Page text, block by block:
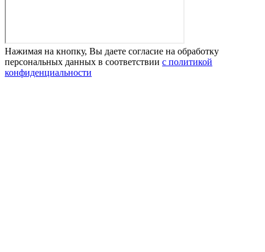
Нажимая на кнопку, Вы даете согласие на обработку
персональных данных в соответствии с политикой
конфиденциальности